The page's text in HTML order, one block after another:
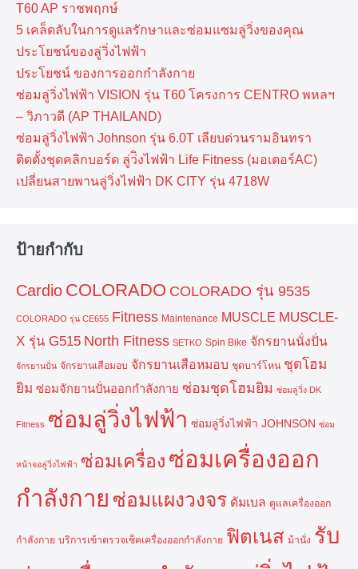
T60 AP ราชพฤกษ์
5 เคล็ดลับในการดูแลรักษาและซ่อมแซมลู่วิ่งของคุณ
ประโยชน์ของลู่วิ่งไฟฟ้า
ประโยชน์ ของการออกกำลังกาย
ซ่อมลู่วิ่งไฟฟ้า VISION รุ่น T60 โครงการ CENTRO พหลฯ
– วิภาวดี (AP THAILAND)
ซ่อมลู่วิ่งไฟฟ้า Johnson รุ่น 6.0T เลียบด่วนรามอินทรา
ติดตั้งชุดคลิกบอร์ด ลู่ว่ิงไฟฟ้า Life Fitness (มอเตอร์AC)
เปลี่ยนสายพานลู่วิ่งไฟฟ้า DK CITY รุ่น 4718W
ป้ายกำกับ
Cardio COLORADO COLORADO รุ่น 9535
COLORADO รุ่น CE655 Fitness Maintenance MUSCLE MUSCLE-
X รุ่น G515 North Fitness SETKO Spin Bike จักรยานนั่งปั่น
จักรยานปั่น จักรยานเสือมอบ จักรยานเสือหมอบ ชุดบาร์โหน ชุดโฮม
ยิม ซ่อมจักยานปั่นออกกำลังกาย ซ่อมชุดโฮมยิม ซ่อมลู่วิ่ง DK
Fitness ซ่อมลู่วิ่งไฟฟ้า ซ่อมลู่วิ่งไฟฟ้า JOHNSON ซ่อม
หน้าจอลู่วิ่งไฟฟ้า ซ่อมเครื่อง ซ่อมเครื่องออก
กำลังกาย ซ่อมแผงวงจร ดัมเบล ดูแลเครื่องออก
กำลังกาย บริการเข้าตรวจเช็คเครื่องออกกำลังกาย ฟิตเนส ม้านั่ง รับ